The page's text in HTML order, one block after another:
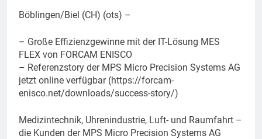
Böblingen/Biel (CH) (ots) –
– Große Effizienzgewinne mit der IT-Lösung MES
FLEX von FORCAM ENISCO
– Referenzstory der MPS Micro Precision Systems AG
jetzt online verfügbar (https://forcam-
enisco.net/downloads/success-story/)
Medizintechnik, Uhrenindustrie, Luft- und Raumfahrt –
die Kunden der MPS Micro Precision Systems AG